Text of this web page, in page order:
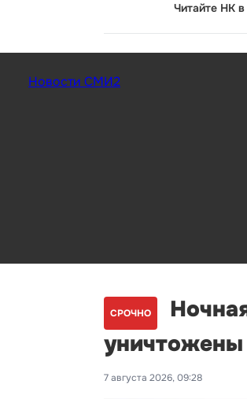
Читайте НК в
Новости СМИ2
СРОЧНО
7 августа 2026, 09:28